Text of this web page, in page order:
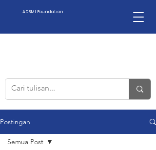
ADBMI Foundation
Postingan
Semua Post